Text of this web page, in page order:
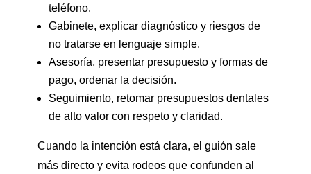
teléfono.
Gabinete, explicar diagnóstico y riesgos de
no tratarse en lenguaje simple.
Asesoría, presentar presupuesto y formas de
pago, ordenar la decisión.
Seguimiento, retomar presupuestos dentales
de alto valor con respeto y claridad.
Cuando la intención está clara, el guión sale
más directo y evita rodeos que confunden al